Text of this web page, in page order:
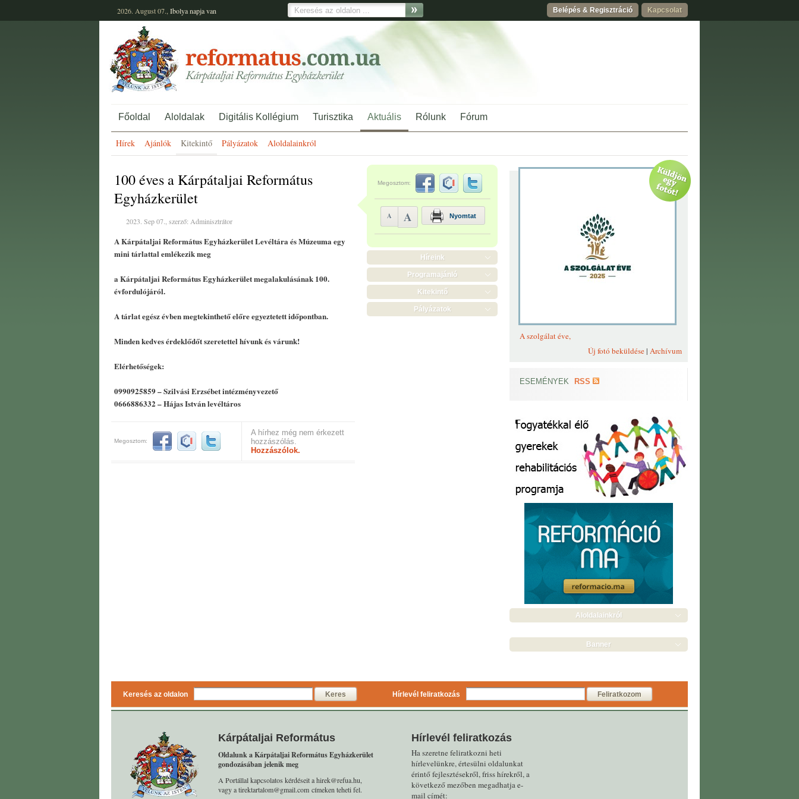
Belépés & Regisztráció Kapcsolat
2026. August 07., Ibolyanapja van
Főoldal Aloldalak Digitális Kollégium Turisztika Aktuális Rólunk Fórum
Hírek Ajánlók Kitekintő Pályázatok Aloldalainkról
100 éves a Kárpátaljai Református
Egyházkerület
2023. Sep 07., szerző: Adminisztrátor
A Kárpátaljai Református Egyházkerület Levéltára és Múzeuma egy
mini tárlattal emlékezik meg
a Kárpátaljai Református Egyházkerület megalakulásának 100.
évfordulójáról.
A tárlat egész évben megtekinthető előre egyeztetett időpontban.
Minden kedves érdeklődőt szeretettel hívunk és várunk!
Elérhetőségek:
0990925859 – Szilvási Erzsébet intézményvezető
0666886332 – Hájas István levéltáros
Megosztom:
A hírhez még nem érkezett
hozzászólás.
Hozzászólok.
Megosztom:
A A Nyomtat
Híreink
Programajánló
Kitekintő
Pályázatok
A szolgálat éve,
Új fotó beküldése| Archívum
ESEMÉNYEK RSS
Aloldalainkról
Banner
Keresés az oldalon Keres Hírlevél feliratkozás Feliratkozom
Kárpátaljai Református
Oldalunk a Kárpátaljai Református Egyházkerület
gondozásában jelenik meg
A Portállal kapcsolatos kérdéseit a hirek@refua.hu,
vagy a tirektartalom@gmail.com címeken teheti fel.
Hírlevél feliratkozás
Ha szeretne feliratkozni heti
hírlevelünkre, értesülni oldalunkat
érintő fejlesztésekről, friss hírekről, a
következő mezőben megadhatja e-
mail címét: